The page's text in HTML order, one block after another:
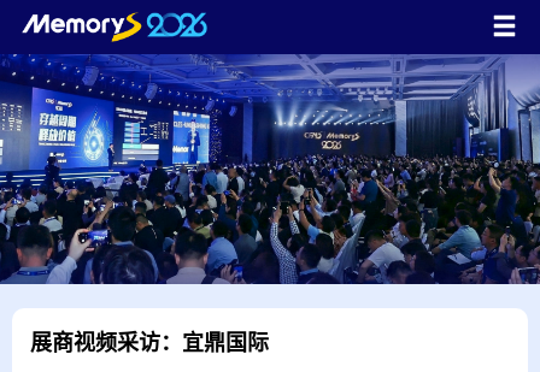
展商视频采访：宜鼎国际